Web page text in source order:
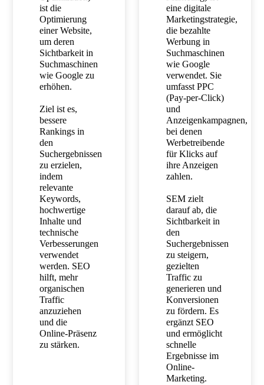
ist die
Optimierung
einer Website,
um deren
Sichtbarkeit in
Suchmaschinen
wie Google zu
erhöhen.
Ziel ist es,
bessere
Rankings in
den
Suchergebnissen
zu erzielen,
indem
relevante
Keywords,
hochwertige
Inhalte und
technische
Verbesserungen
verwendet
werden. SEO
hilft, mehr
organischen
Traffic
anzuziehen
und die
Online-Präsenz
zu stärken.
eine digitale
Marketingstrategie,
die bezahlte
Werbung in
Suchmaschinen
wie Google
verwendet. Sie
umfasst PPC
(Pay-per-Click)
und
Anzeigenkampagnen,
bei denen
Werbetreibende
für Klicks auf
ihre Anzeigen
zahlen.
SEM zielt
darauf ab, die
Sichtbarkeit in
den
Suchergebnissen
zu steigern,
gezielten
Traffic zu
generieren und
Konversionen
zu fördern. Es
ergänzt SEO
und ermöglicht
schnelle
Ergebnisse im
Online-
Marketing.